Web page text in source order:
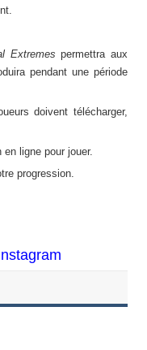
Extremes permettra aux
pendant une période
doivent télécharger,
ligne pour jouer.
progression.